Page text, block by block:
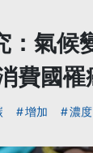
：氣候
費國罹
增加 濃度